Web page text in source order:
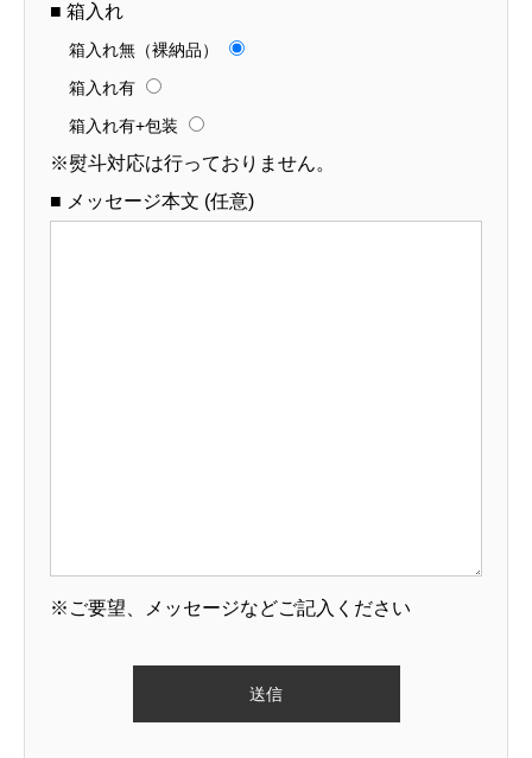
■ 箱入れ
箱入れ無（裸納品）
箱入れ有
箱入れ有+包装
※熨斗対応は行っておりません。
■ メッセージ本文 (任意)
※ご要望、メッセージなどご記入ください